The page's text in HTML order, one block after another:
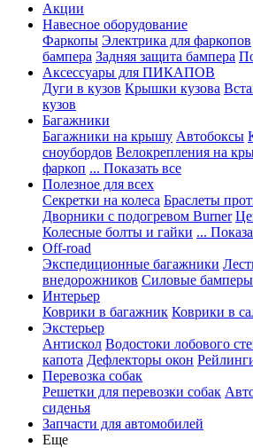
Акции
Навесное оборудование
Фаркопы Электрика для фаркопов
бампера Задняя защита бампера
Аксессуары для ПИКАПОВ
Дуги в кузов Крышки кузова
кузов
Багажники
Багажники на крышу Автобоксы
сноубордов Велокрепления на
фаркоп ... Показать все
Полезное для всех
Секретки на колеса Браслеты
Дворники с подогревом Burner
Колесные болты и гайки ...
Off-road
Экспедиционные багажники
внедорожников Силовые бамперы
Интерьер
Коврики в багажник Коврики в
Экстерьер
Антискол Водостоки лобового
капота Дефлекторы окон
Перевозка собак
Решетки для перевозки собак
сиденья
Запчасти для автомобилей
Еще